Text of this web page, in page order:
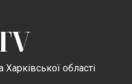
області